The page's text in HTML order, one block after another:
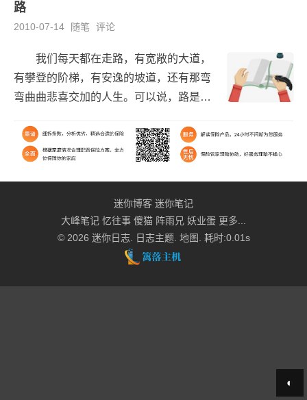
路
2010-07-14 随笔 评论
我们每天都在走路，有宽敞的大道，
有攀登的阶梯，有安逸的坡道，还有那弯
弯曲曲悲喜交加的人生。可以说，路是人
适也。这也正是世界上没有任何两条完全
一样的道路的原因了...
迷你博客 迷你笔记
大峰笔记 忆往事 傻猫 阵雨兄 妖业蛋 更多...
© 2026 迷你日志. 日志主题. 地图 . 耗时:0.01s
◐